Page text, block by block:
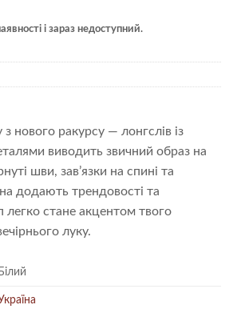
і зараз недоступний.
нового ракурсу — лонгслів із
виводить звичний образ на
шви, зав’язки на спині та
додають трендовості та
легко стане акцентом твого
луку.
Білий